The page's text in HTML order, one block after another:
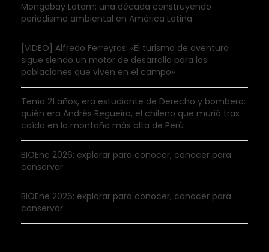
Mongabay Latam: una década construyendo
periodismo ambiental en América Latina
[VIDEO] Alfredo Ferreyros: «El turismo de aventura
sigue siendo un motor de desarrollo para las
poblaciones que viven en el campo»
Tenía 21 años, era estudiante de Derecho y bombero:
quién era Andrés Regueira, el chileno que murió tras
caída en la montaña más alta de Perú
BIOEne 2026: explorar para conocer, conocer para
conservar
BIOEne 2026: explorar para conocer, conocer para
conservar